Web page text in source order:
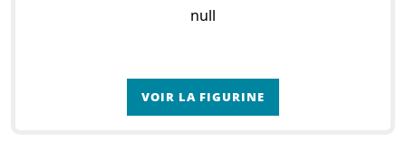
null
VOIR LA FIGURINE